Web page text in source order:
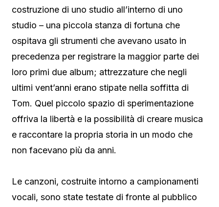
costruzione di uno studio all’interno di uno
studio – una piccola stanza di fortuna che
ospitava gli strumenti che avevano usato in
precedenza per registrare la maggior parte dei
loro primi due album; attrezzature che negli
ultimi vent’anni erano stipate nella soffitta di
Tom. Quel piccolo spazio di sperimentazione
offriva la libertà e la possibilità di creare musica
e raccontare la propria storia in un modo che
non facevano più da anni.
Le canzoni, costruite intorno a campionamenti
vocali, sono state testate di fronte al pubblico